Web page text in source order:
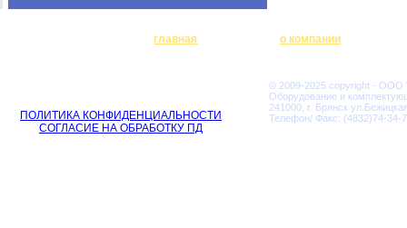
главная о компании
ПОЛИТИКА КОНФИДЕНЦИАЛЬНОСТИ
СОГЛАСИЕ НА ОБРАБОТКУ ПД
© 2009-2025 copyright - ООО
Оборудование и
241000, г. Брянск
Телефон/ Факс: (4832)74-34-